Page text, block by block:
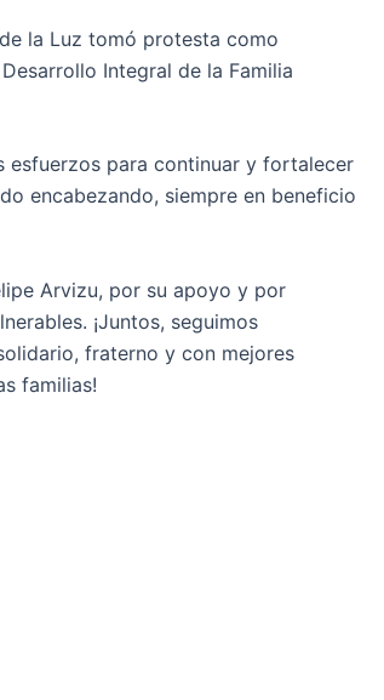
la Luz tomó protesta como
Integral de la Familia
esfuerzos para continuar y fortalecer
encabezando, siempre en beneficio
Arvizu, por su apoyo y por
¡Juntos, seguimos
fraterno y con mejores
familias!